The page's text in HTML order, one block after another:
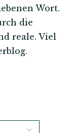
Wort.
die
reale. Viel